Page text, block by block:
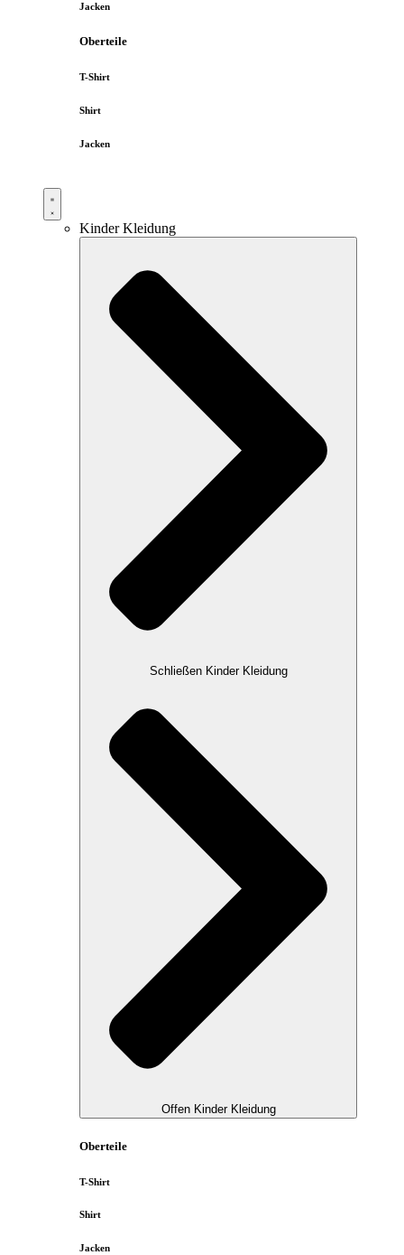
Jacken
Oberteile
T-Shirt
Shirt
Jacken
Kinder Kleidung
Schließen Kinder Kleidung
Offen Kinder Kleidung
Oberteile
T-Shirt
Shirt
Jacken